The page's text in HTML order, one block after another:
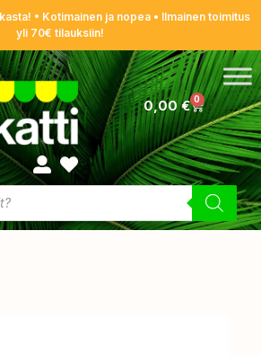
• Kotimainen ja nopea • Ilmainen toimitus
yli 70€ tilauksiin!
0,00€ 0